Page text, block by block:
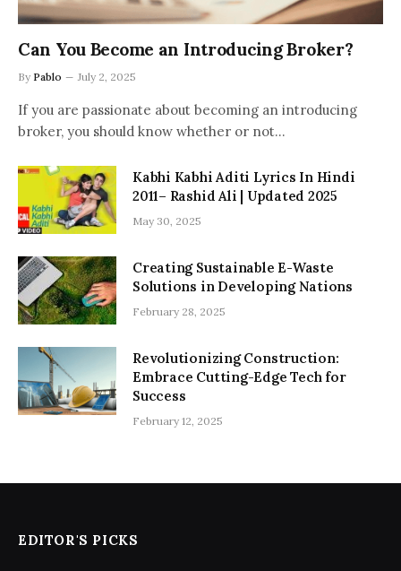
Can You Become an Introducing Broker?
By Pablo July 2, 2025
If you are passionate about becoming an introducing
broker, you should know whether or not…
Kabhi Kabhi Aditi Lyrics In Hindi
2011– Rashid Ali | Updated 2025
May 30, 2025
Creating Sustainable E-Waste
Solutions in Developing Nations
February 28, 2025
Revolutionizing Construction:
Embrace Cutting-Edge Tech for
Success
February 12, 2025
EDITOR'S PICKS